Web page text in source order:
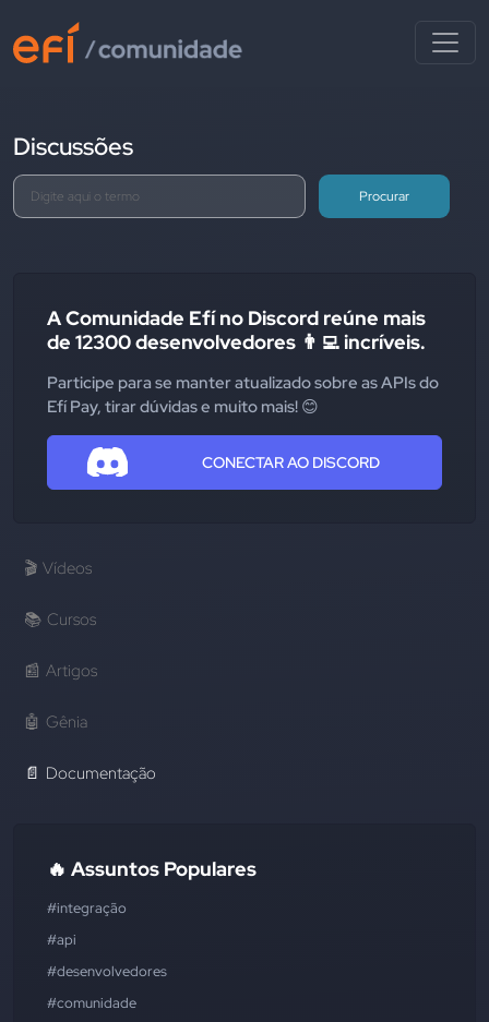
Discussões
Procurar
A Comunidade Efí no Discord reúne mais
de 12300 desenvolvedores 👨‍💻 incríveis.
Participe para se manter atualizado sobre as APIs do
Efí Pay, tirar dúvidas e muito mais! 😊
CONECTAR AO DISCORD
🎬 Vídeos
📚 Cursos
📰 Artigos
🤖 Gênia
📄 Documentação
🔥 Assuntos Populares
#integração
#api
#desenvolvedores
#comunidade